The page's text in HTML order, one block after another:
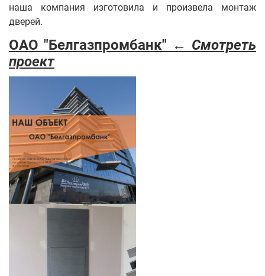
наша компания изготовила и произвела монтаж
дверей.
ОАО "Белгазпромбанк" ← Смотреть
проект